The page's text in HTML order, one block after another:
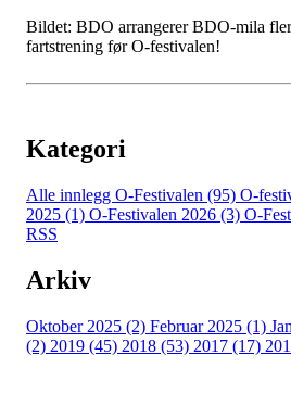
Bildet: BDO arrangerer BDO-mila
fartstrening før O-festivalen!
Kategori
Alle innlegg O-Festivalen (95) O-
2025 (1) O-Festivalen 2026 (3) O-
RSS
Arkiv
Oktober 2025 (2) Februar 2025 (1)
(2) 2019 (45) 2018 (53) 2017 (17)